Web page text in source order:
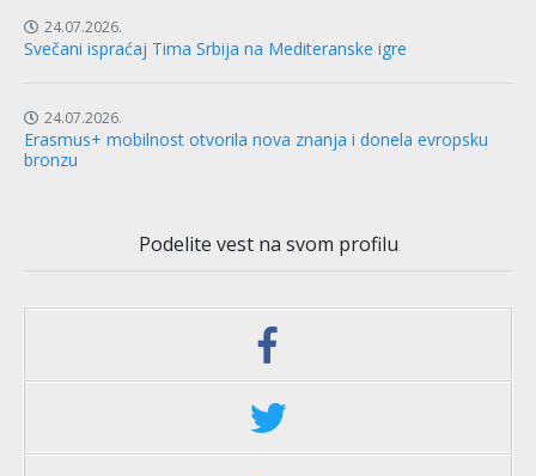
24.07.2026.
Svečani ispraćaj Tima Srbija na Mediteranske igre
24.07.2026.
Erasmus+ mobilnost otvorila nova znanja i donela evropsku
bronzu
Podelite vest na svom profilu